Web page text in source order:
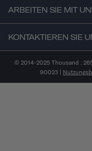
ARBEITEN SIE MIT
KONTAKTIEREN SIE
© 2014-2025 Thousand .
90023 |